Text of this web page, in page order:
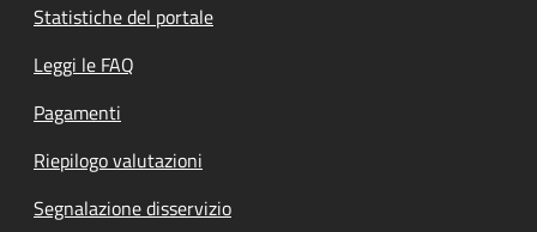
Statistiche del portale
Leggi le FAQ
Pagamenti
Riepilogo valutazioni
Segnalazione disservizio